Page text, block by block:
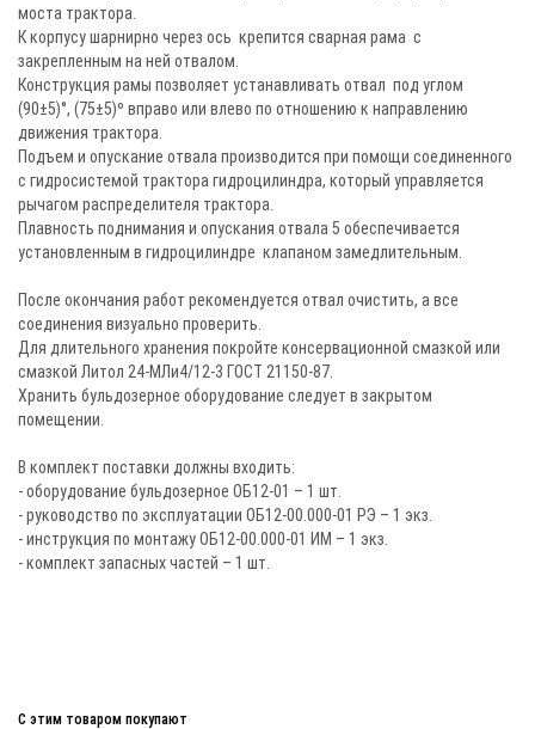
моста трактора.
К корпусу шарнирно через ось крепится сварная рама с
закрепленным на ней отвалом.
Конструкция рамы позволяет устанавливать отвал под углом
(90±5)°, (75±5)º вправо или влево по отношению к направлению
движения трактора.
Подъем и опускание отвала производится при помощи соединенного
с гидросистемой трактора гидроцилиндра, который управляется
рычагом распределителя трактора.
Плавность поднимания и опускания отвала 5 обеспечивается
установленным в гидроцилиндре клапаном замедлительным.
После окончания работ рекомендуется отвал очистить, а все
соединения визуально проверить.
Для длительного хранения покройте консервационной смазкой или
смазкой Литол 24-МЛи4/12-3 ГОСТ 21150-87.
Хранить бульдозерное оборудование следует в закрытом
помещении.
В комплект поставки должны входить:
- оборудование бульдозерное ОБ12-01 – 1 шт.
- руководство по эксплуатации ОБ12-00.000-01 РЭ – 1 экз.
- инструкция по монтажу ОБ12-00.000-01 ИМ – 1 экз.
- комплект запасных частей – 1 шт.
С этим товаром покупают